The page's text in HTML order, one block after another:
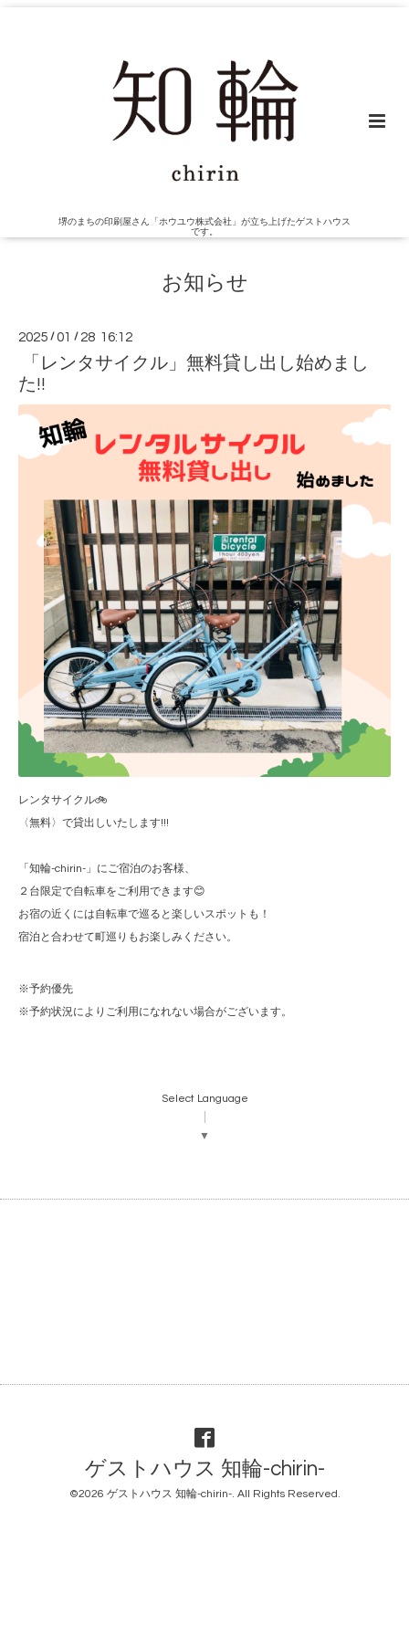
堺のまちの印刷屋さん「ホウユウ株式会社」が立ち上げたゲストハウス
です。
お知らせ
2025 /01 / 28 16:12
「レンタサイクル」無料貸し出し始めまし
た!!
レンタサイクル🚲️
〈無料〉で貸出しいたします!!!
「知輪-chirin-」にご宿泊のお客様、
２台限定で自転車をご利用できます😊
お宿の近くには自転車で巡ると楽しいスポットも！
宿泊と合わせて町巡りもお楽しみください。
※予約優先
※予約状況によりご利用になれない場合がございます。
Select Language
▼
ゲストハウス 知輪-chirin-
©2026 ゲストハウス 知輪-chirin-. All Rights Reserved.